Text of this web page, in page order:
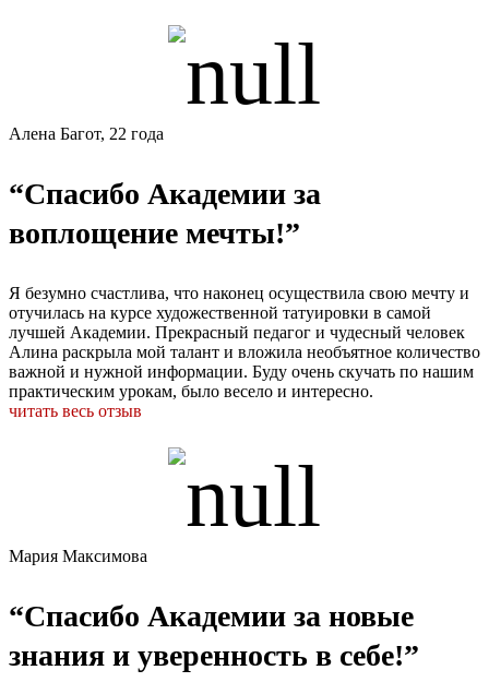
Алена Багот, 22 года
“Спасибо Академии за
воплощение мечты!”
Я безумно счастлива, что наконец осуществила свою мечту и
отучилась на курсе художественной татуировки в самой
лучшей Академии. Прекрасный педагог и чудесный человек
Алина раскрыла мой талант и вложила необъятное количество
важной и нужной информации. Буду очень скучать по нашим
практическим урокам, было весело и интересно.
читать весь отзыв
Мария Максимова
“Спасибо Академии за новые
знания и уверенность в себе!”